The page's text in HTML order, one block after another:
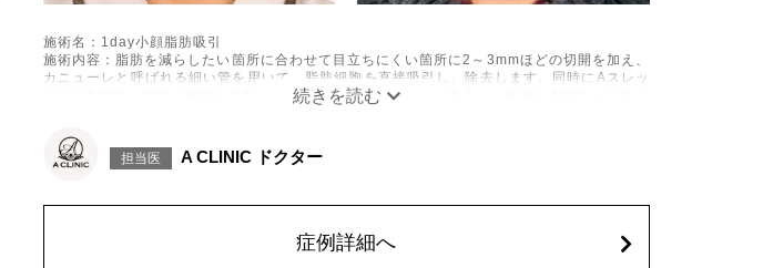
施術名：1day小顔脂肪吸引
施術内容：脂肪を減らしたい箇所に合わせて目立ちにくい箇所に2～3mmほどの切開を加え、
カニューレと呼ばれる細い管を用いて、脂肪細胞を直接吸引し、除去します。同時にAスレッ
ド®と呼ばれる溶ける繊維をお顔の目立たない部分から皮下へ挿入し、皮膚を内側から引き上
リスク、副作用：赤み、熱感、痛み、しびれ、むくみ、内出血、引き攣れ感などが術後一時的
に生じることがございます。また、稀に貧血、細菌感染症、左右差、施術箇所の知覚鈍麻、ぼ
顔の脂肪吸引箇所の追加 1ヶ所ごと+162,800円(税込)
担当医 A CLINIC ドクター
症例詳細へ